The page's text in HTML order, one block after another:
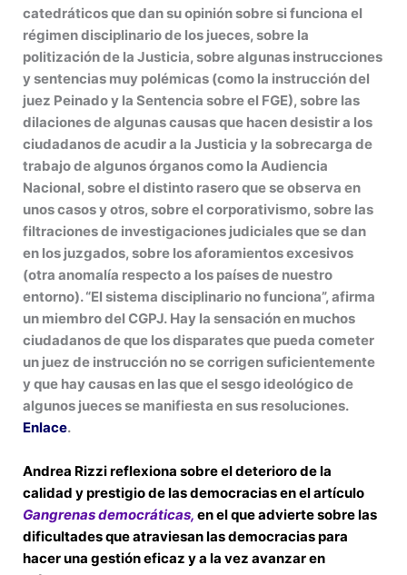
catedráticos que dan su opinión sobre si funciona el
régimen disciplinario de los jueces, sobre la
politización de la Justicia, sobre algunas instrucciones
y sentencias muy polémicas (como la instrucción del
juez Peinado y la Sentencia sobre el FGE), sobre las
dilaciones de algunas causas que hacen desistir a los
ciudadanos de acudir a la Justicia y la sobrecarga de
trabajo de algunos órganos como la Audiencia
Nacional, sobre el distinto rasero que se observa en
unos casos y otros, sobre el corporativismo, sobre las
filtraciones de investigaciones judiciales que se dan
en los juzgados,sobre los aforamientos excesivos
(otra anomalía respecto a los países de nuestro
entorno). “El sistema disciplinario no funciona”, afirma
un miembro del CGPJ. Hay la sensación en muchos
ciudadanos de que los disparates que pueda cometer
un juez de instrucción no se corrigen suficientemente
y que hay causas en las que el sesgo ideológico de
algunos jueces se manifiesta en sus resoluciones.
Enlace.
Andrea Rizzi reflexiona sobre el deterioro de la
calidad y prestigio de las democracias en el artículo
Gangrenas democráticas,en el que advierte sobre las
dificultades que atraviesan las democracias para
hacer una gestión eficaz y a la vez avanzar en